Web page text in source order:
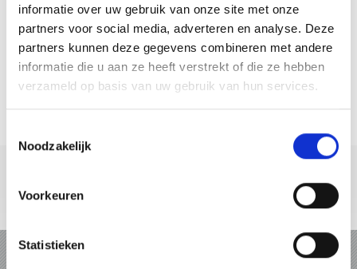
informatie over uw gebruik van onze site met onze
partners voor social media, adverteren en analyse. Deze
partners kunnen deze gegevens combineren met andere
informatie die u aan ze heeft verstrekt of die ze hebben
verzameld op basis van uw gebruik van hun services.
Noodzakelijk
Voorkeuren
Statistieken
ACCOMMODATIE-AANVRAAG
VAKANTIE IN VINSCHGAU